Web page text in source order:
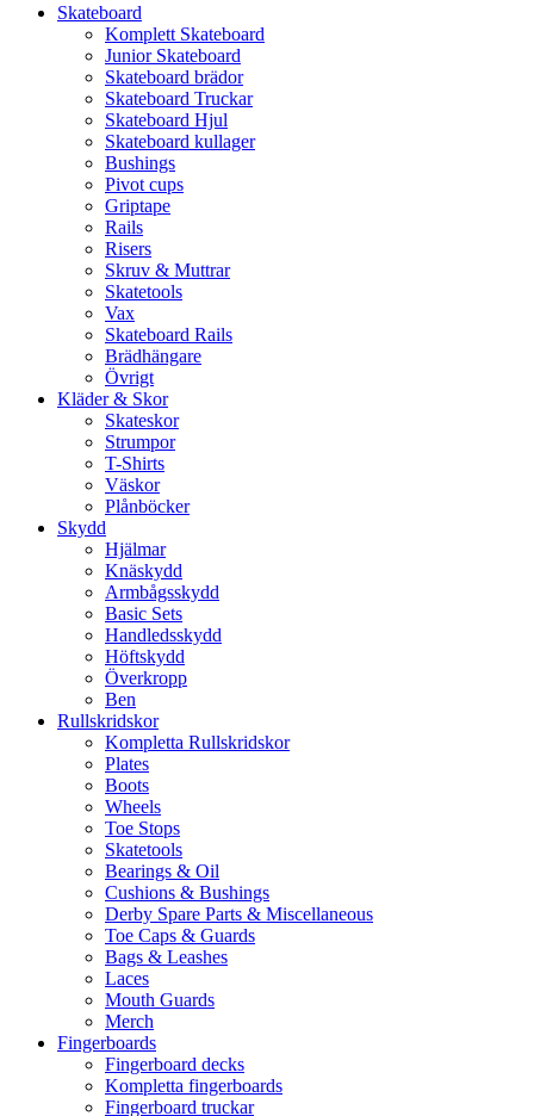
Skateboard
Komplett Skateboard
Junior Skateboard
Skateboard brädor
Skateboard Truckar
Skateboard Hjul
Skateboard kullager
Bushings
Pivot cups
Griptape
Rails
Risers
Skruv & Muttrar
Skatetools
Vax
Skateboard Rails
Brädhängare
Övrigt
Kläder & Skor
Skateskor
Strumpor
T-Shirts
Väskor
Plånböcker
Skydd
Hjälmar
Knäskydd
Armbågsskydd
Basic Sets
Handledsskydd
Höftskydd
Överkropp
Ben
Rullskridskor
Kompletta Rullskridskor
Plates
Boots
Wheels
Toe Stops
Skatetools
Bearings & Oil
Cushions & Bushings
Derby Spare Parts & Miscellaneous
Toe Caps & Guards
Bags & Leashes
Laces
Mouth Guards
Merch
Fingerboards
Fingerboard decks
Kompletta fingerboards
Fingerboard truckar